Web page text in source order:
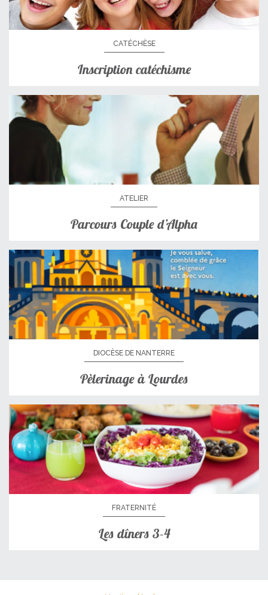
CATÉCHÈSE
Inscription catéchisme
ATELIER
Parcours Couple d’Alpha
DIOCÈSE DE NANTERRE
Pèlerinage à Lourdes
FRATERNITÉ
Les dîners 3-4